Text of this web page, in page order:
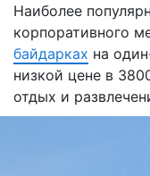
Наиболее
корпоративного
байдарках на
низкой цене в
отдых и